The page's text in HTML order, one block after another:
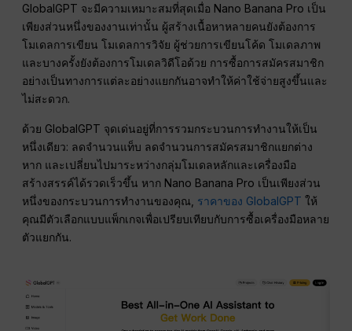
GlobalGPT จะมีความเหมาะสมที่สุดเมื่อ Nano Banana Pro เป็น
เพียงส่วนหนึ่งของงานเท่านั้น ผู้สร้างเนื้อหาหลายคนยังต้องการ
โมเดลการเขียน โมเดลการวิจัย ผู้ช่วยการเขียนโค้ด โมเดลภาพ
และบางครั้งยังต้องการโมเดลวิดีโอด้วย การซื้อการสมัครสมาชิก
อย่างเป็นทางการแต่ละอย่างแยกกันอาจทำให้ค่าใช้จ่ายสูงขึ้นและ
ไม่สะดวก.
ด้วย GlobalGPT จุดเด่นอยู่ที่การรวมกระบวนการทำงานให้เป็น
หนึ่งเดียว: ลดจำนวนแท็บ ลดจำนวนการสมัครสมาชิกแยกต่าง
หาก และเปลี่ยนไปมาระหว่างกลุ่มโมเดลหลักและเครื่องมือ
สร้างสรรค์ได้รวดเร็วขึ้น หาก Nano Banana Pro เป็นเพียงส่วน
หนึ่งของกระบวนการทำงานของคุณ, ราคาของ GlobalGPT ให้
คุณมีตัวเลือกแบบแพ็กเกจเพื่อเปรียบเทียบกับการซื้อเครื่องมือหลาย
ตัวแยกกัน.